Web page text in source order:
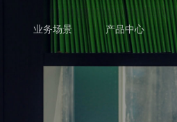
业务场景 产品中心